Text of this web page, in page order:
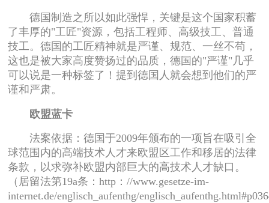
德国制造之所以如此强悍，关键是这个国家积蓄
了丰厚的"工匠"资源，包括工程师、高级技工、普通
技工。德国的工匠精神就是严谨、规范、一丝不苟，
这也是被大家高度赞扬过的品质，德国的"严谨"几乎
可以说是一种标签了！提到德国人就会想到他们的严
谨和严肃。
欧盟蓝卡
法案依据：德国于2009年颁布的一项旨在吸引全
球范围内的高端技术人才来欧盟区工作和移居的法律
条款，以求弥补欧盟内部巨大的高技术人才缺口。
（居留法第19a条：http：//www.gesetze-im-
internet.de/englisch_aufenthg/